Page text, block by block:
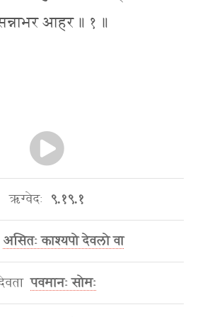
आहर ॥ १ ॥
ऋग्वेदः ९.१९.१
असितः काश्यपो देवलो वा
पवमानः सोमः